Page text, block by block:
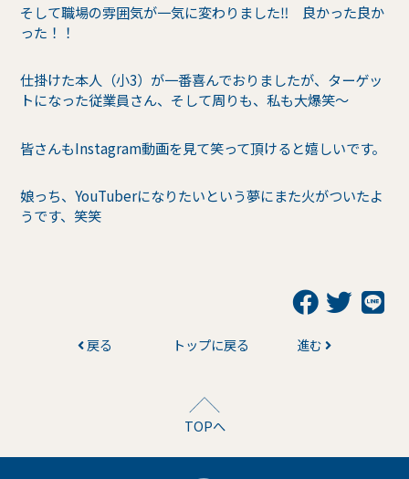
そして職場の雰囲気が一気に変わりました‼︎ 良かった良か
った！！
仕掛けた本人（小3）が一番喜んでおりましたが、ターゲッ
トになった従業員さん、そして周りも、私も大爆笑〜
皆さんもInstagram動画を見て笑って頂けると嬉しいです。
娘っち、YouTuberになりたいという夢にまた火がついたよ
うです、笑笑
戻る トップに戻る 進む
TOPへ